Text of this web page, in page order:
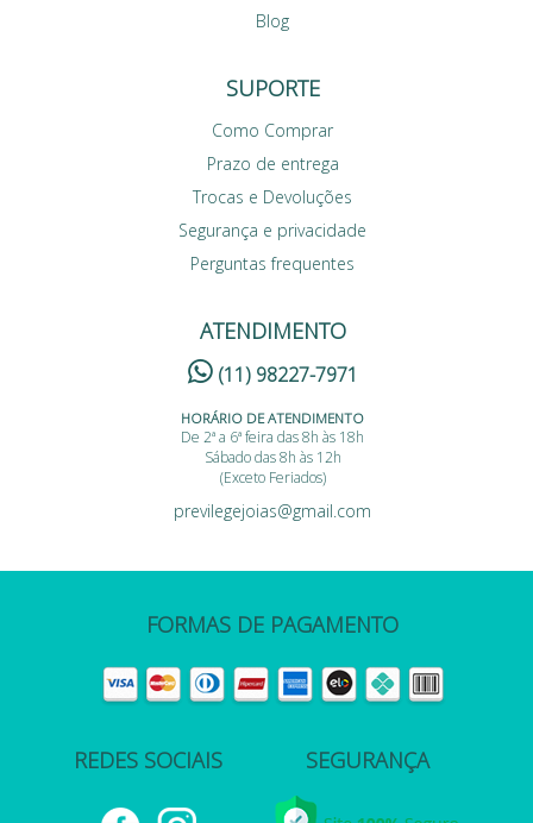
Blog
SUPORTE
Como Comprar
Prazo de entrega
Trocas e Devoluções
Segurança e privacidade
Perguntas frequentes
ATENDIMENTO
(11) 98227-7971
HORÁRIO DE ATENDIMENTO
De 2ª a 6ª feira das 8h às 18h
Sábado das 8h às 12h
(Exceto Feriados)
previlegejoias@gmail.com
FORMAS DE PAGAMENTO
REDES SOCIAIS SEGURANÇA